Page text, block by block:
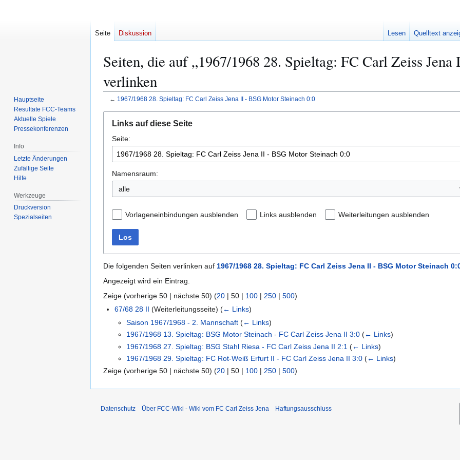
Seiten, die auf „1967/1968 28. Spieltag: FC Carl Zeiss
verlinken
← 1967/1968 28. Spieltag: FC Carl Zeiss Jena II - BSG Motor Steinach 0:0
Navigation
springen
Suche
springen
Links auf diese Seite
Seite:
Namensraum:
Vorlageneinbindungen ausblenden Links ausblenden Weiterleitungen ausblenden
Los
Die folgenden Seiten verlinken auf 1967/1968 28. Spieltag: FC Carl Zeiss Jena II - BSG Motor Steinach
Angezeigt wird ein Eintrag.
Zeige (vorherige 50 | nächste 50) (20 | 50 | 100 | 250 | 500)
67/68 28 II (Weiterleitungsseite)(← Links)
Saison 1967/1968 - 2. Mannschaft (← Links)
1967/1968 13. Spieltag: BSG Motor Steinach - FC Carl Zeiss Jena II 3:0 (← Links)
1967/1968 27. Spieltag: BSG Stahl Riesa - FC Carl Zeiss Jena II 2:1 (← Links)
1967/1968 29. Spieltag: FC Rot-Weiß Erfurt II - FC Carl Zeiss Jena II 3:0 (← Links)
Zeige (vorherige 50 | nächste 50) (20 | 50 | 100 | 250 | 500)
Seite Diskussion Lesen Quelltext
Hauptseite
Resultate FCC-Teams
Aktuelle Spiele
Pressekonferenzen
Info
Letzte Änderungen
Zufällige Seite
Hilfe
Werkzeuge
Druckversion
Spezialseiten
Datenschutz Über FCC-Wiki - Wiki vom FC Carl Zeiss Jena Haftungsausschluss